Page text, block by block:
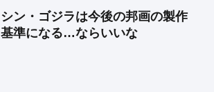
シン・ゴジラは今後の邦画の製作
基準になる…ならいいな